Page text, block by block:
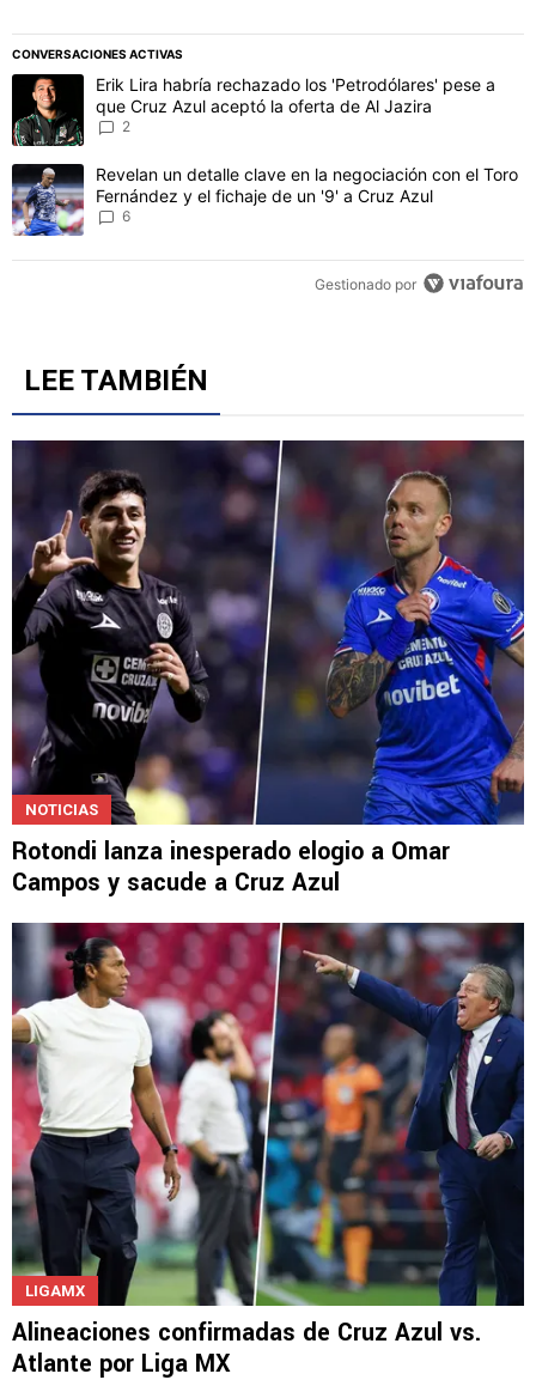
CONVERSACIONES ACTIVAS
Este listado muestra los artículos con más comentarios en los
Un artículo de tendencia con el título "Erik Lira habría rechazado
Erik Lira habría rechazado los 'Petrodólares' pese a
que Cruz Azul aceptó la oferta de Al Jazira
2
Un artículo de tendencia con el título "Revelan un detalle clave
Revelan un detalle clave en la negociación con el Toro
Fernández y el fichaje de un '9' a Cruz Azul
6
Gestionado por
LEE TAMBIÉN
NOTICIAS
Rotondi lanza inesperado elogio a Omar
Campos y sacude a Cruz Azul
LIGAMX
Alineaciones confirmadas de Cruz Azul vs.
Atlante por Liga MX